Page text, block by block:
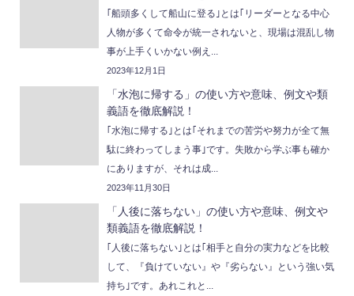
｢船頭多くして船山に登る｣とは｢リーダーとなる中心
人物が多くて命令が統一されないと、現場は混乱し物
事が上手くいかない例え...
2023年12月1日
「水泡に帰する」の使い方や意味、例文や類
義語を徹底解説！
｢水泡に帰する｣とは｢それまでの苦労や努力が全て無
駄に終わってしまう事｣です。失敗から学ぶ事も確か
にありますが、それは成...
2023年11月30日
「人後に落ちない」の使い方や意味、例文や
類義語を徹底解説！
｢人後に落ちない｣とは｢相手と自分の実力などを比較
して、『負けていない』や『劣らない』という強い気
持ち｣です。あれこれと...